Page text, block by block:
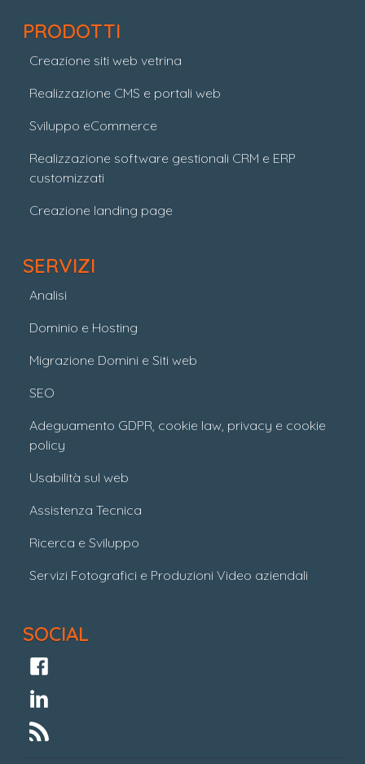
PRODOTTI
Creazione siti web vetrina
Realizzazione CMS e portali web
Sviluppo eCommerce
Realizzazione software gestionali CRM e ERP
customizzati
Creazione landing page
SERVIZI
Analisi
Dominio e Hosting
Migrazione Domini e Siti web
SEO
Adeguamento GDPR, cookie law, privacy e cookie
policy
Usabilità sul web
Assistenza Tecnica
Ricerca e Sviluppo
Servizi Fotografici e Produzioni Video aziendali
SOCIAL